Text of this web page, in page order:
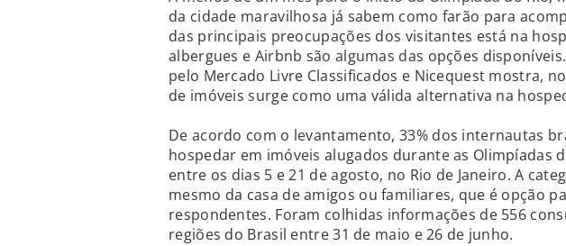
da cidade maravilhosa já sabem como farão para
das principais preocupações dos visitantes está na
albergues e Airbnb são algumas das opções
pelo Mercado Livre Classificados e Nicequest mostra,
de imóveis surge como uma válida alternativa na
De acordo com o levantamento, 33% dos internautas
hospedar em imóveis alugados durante as Olimpíadas
entre os dias 5 e 21 de agosto, no Rio de Janeiro. A
mesmo da casa de amigos ou familiares, que é opção
respondentes. Foram colhidas informações de 556
regiões do Brasil entre 31 de maio e 26 de junho.